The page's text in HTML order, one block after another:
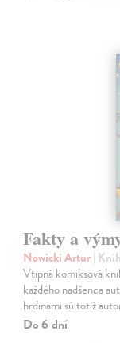
Fakty a
Nowicki Artur|
Vtipná komiksová
každého nadšenca
hrdinami sú totiž
Do 6 dní